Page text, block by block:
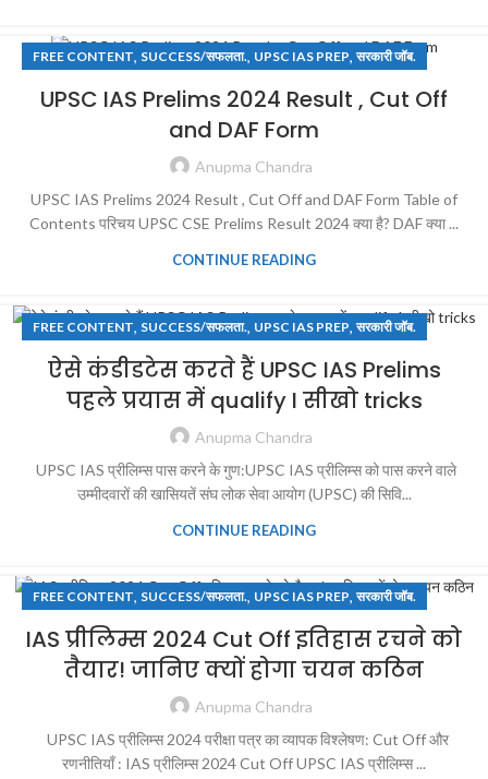
FREE CONTENT, SUCCESS/सफलता., UPSC IAS PREP, सरकारी जॉब.
UPSC IAS Prelims 2024 Result , Cut Off
and DAF Form
Anupma Chandra
UPSC IAS Prelims 2024 Result , Cut Off and DAF Form Table of
Contents परिचय UPSC CSE Prelims Result 2024 क्या है? DAF क्या ...
CONTINUE READING
FREE CONTENT, SUCCESS/सफलता., UPSC IAS PREP, सरकारी जॉब.
ऐसे कंडीडटेस करते हैं UPSC IAS Prelims
पहले प्रयास में qualify I सीखो tricks
Anupma Chandra
UPSC IAS प्रीलिम्स पास करने के गुण:UPSC IAS प्रीलिम्स को पास करने वाले
उम्मीदवारों की खासियतें संघ लोक सेवा आयोग (UPSC) की सिवि...
CONTINUE READING
FREE CONTENT, SUCCESS/सफलता., UPSC IAS PREP, सरकारी जॉब.
IAS प्रीलिम्स 2024 Cut Off इतिहास रचने को
तैयार! जानिए क्यों होगा चयन कठिन
Anupma Chandra
UPSC IAS प्रीलिम्स 2024 परीक्षा पत्र का व्यापक विश्लेषण: Cut Off और
रणनीतियाँ : IAS प्रीलिम्स 2024 Cut Off UPSC IAS प्रीलिम्स ...